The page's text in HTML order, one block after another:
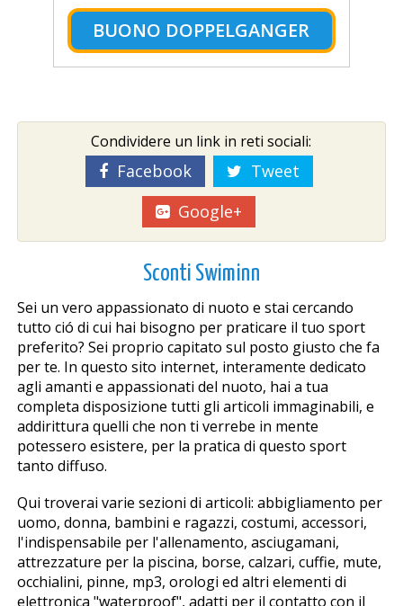
BUONO DOPPELGANGER
Condividere un link in reti sociali:
Facebook
Tweet
Google+
Sconti Swiminn
Sei un vero appassionato di nuoto e stai cercando
tutto ció di cui hai bisogno per praticare il tuo sport
preferito? Sei proprio capitato sul posto giusto che fa
per te. In questo sito internet, interamente dedicato
agli amanti e appassionati del nuoto, hai a tua
completa disposizione tutti gli articoli immaginabili, e
addirittura quelli che non ti verrebe in mente
potessero esistere, per la pratica di questo sport
tanto diffuso.
Qui troverai varie sezioni di articoli: abbigliamento per
uomo, donna, bambini e ragazzi, costumi, accessori,
l'indispensabile per l'allenamento, asciugamani,
attrezzature per la piscina, borse, calzari, cuffie, mute,
occhialini, pinne, mp3, orologi ed altri elementi di
elettronica "waterproof", adatti per il contatto con il